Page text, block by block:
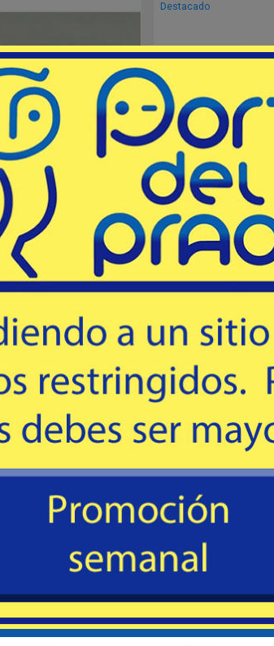
MET. P/CANANA
- PS Products USA
el extremo para una rápida
del arma.
USD 15
Comprar
Destacado
SOPORTE
USD